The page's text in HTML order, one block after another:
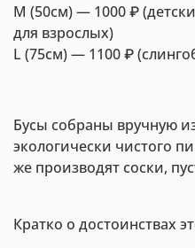
М (50cм) — 1000 ₽
для взрослых)
L (75см) — 1100 ₽
Бусы собраны вручную
экологически чистого
же производят соски,
Кратко о достоинствах